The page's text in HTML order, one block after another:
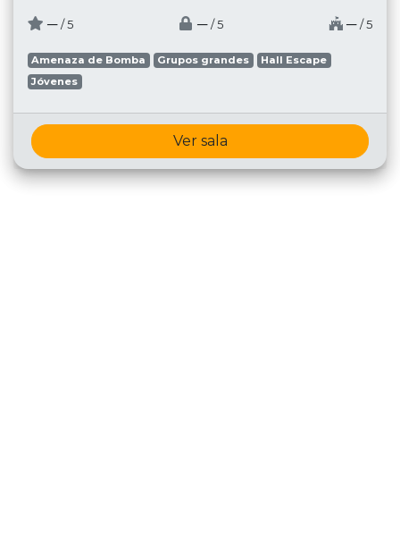
─ / 5 ─ / 5 ─ / 5
Amenaza de Bomba Grupos grandes
Hall Escape
Jóvenes
Ver sala